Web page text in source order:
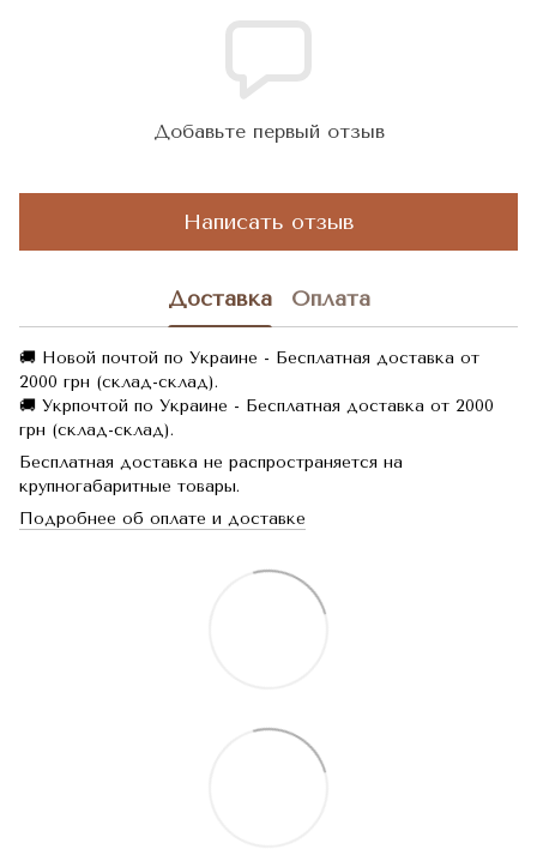
Добавьте первый отзыв
Написать отзыв
Доставка Оплата
🚚 Новой почтой по Украине - Бесплатная доставка от
2000 грн (склад-склад).
🚚 Укрпочтой по Украине - Бесплатная доставка от 2000
грн (склад-склад).
Бесплатная доставка не распространяется на
крупногабаритные товары.
Подробнее об оплате и доставке